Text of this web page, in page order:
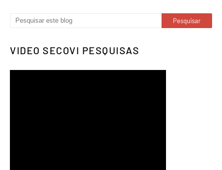
VIDEO SECOVI PESQUISAS